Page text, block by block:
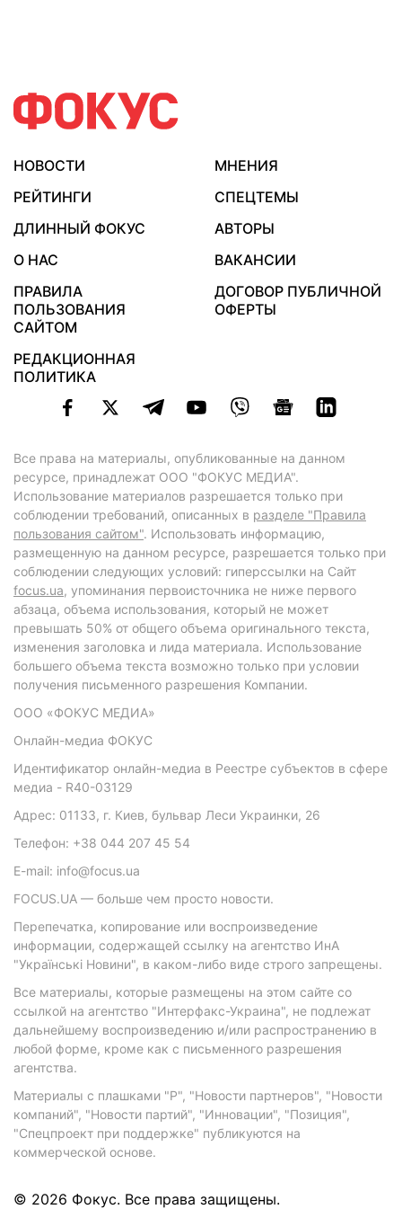
НОВОСТИ
МНЕНИЯ
РЕЙТИНГИ
СПЕЦТЕМЫ
ДЛИННЫЙ ФОКУС
АВТОРЫ
О НАС
ВАКАНСИИ
ПРАВИЛА
ПОЛЬЗОВАНИЯ
САЙТОМ
ДОГОВОР ПУБЛИЧНОЙ
ОФЕРТЫ
РЕДАКЦИОННАЯ
ПОЛИТИКА
Все права на материалы, опубликованные на данном
ресурсе, принадлежат ООО "ФОКУС МЕДИА".
Использование материалов разрешается только при
соблюдении требований, описанных в разделе "Правила
пользования сайтом". Использовать информацию,
размещенную на данном ресурсе, разрешается только при
соблюдении следующих условий: гиперссылки на Сайт
focus.ua, упоминания первоисточника не ниже первого
абзаца, объема использования, который не может
превышать 50% от общего объема оригинального текста,
изменения заголовка и лида материала. Использование
большего объема текста возможно только при условии
получения письменного разрешения Компании.
ООО «ФОКУС МЕДИА»
Онлайн-медиа ФОКУС
Идентификатор онлайн-медиа в Реестре субъектов в сфере
медиа - R40-03129
Адрес: 01133, г. Киев, бульвар Леси Украинки, 26
Телефон: +38 044 207 45 54
E-mail: info@focus.ua
FOCUS.UA — больше чем просто новости.
Перепечатка, копирование или воспроизведение
информации, содержащей ссылку на агентство ИнА
"Українські Новини", в каком-либо виде строго запрещены.
Все материалы, которые размещены на этом сайте со
ссылкой на агентство "Интерфакс-Украина", не подлежат
дальнейшему воспроизведению и/или распространению в
любой форме, кроме как с письменного разрешения
агентства.
Материалы с плашками "Р", "Новости партнеров", "Новости
компаний", "Новости партий", "Инновации", "Позиция",
"Спецпроект при поддержке" публикуются на
коммерческой основе.
© 2026 Фокус. Все права защищены.